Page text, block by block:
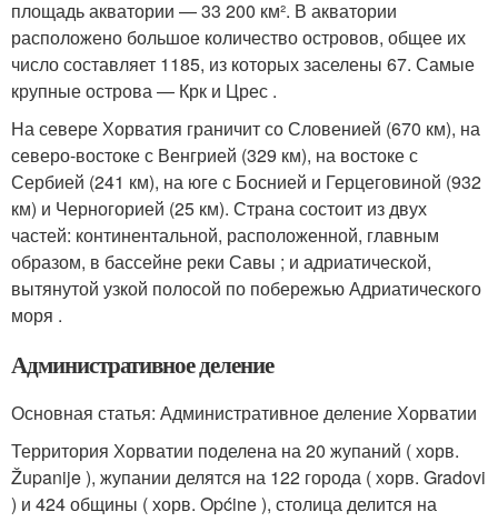
площадь акватории — 33 200 км². В акватории
расположено большое количество островов, общее их
число составляет 1185, из которых заселены 67. Самые
крупные острова — Крк и Црес .
На севере Хорватия граничит со Словенией (670 км), на
северо-востоке с Венгрией (329 км), на востоке с
Сербией (241 км), на юге с Боснией и Герцеговиной (932
км) и Черногорией (25 км). Страна состоит из двух
частей: континентальной, расположенной, главным
образом, в бассейне реки Савы ; и адриатической,
вытянутой узкой полосой по побережью Адриатического
моря .
Административное деление
Основная статья: Административное деление Хорватии
Территория Хорватии поделена на 20 жупаний ( хорв.
Županije ), жупании делятся на 122 города ( хорв. Gradovi
) и 424 общины ( хорв. Općine ), столица делится на